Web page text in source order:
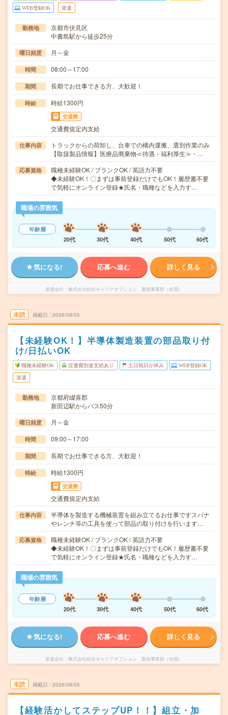
WEB登録OK 派遣
勤務地
京都市伏見区
中書島駅から徒歩25分
曜日頻度 月～金
時間 08:00～17:00
期間 長期でお仕事できる方、大歓迎！
時給 時給1300円
交通費
交通費規定内支給
仕事内容
トラックからの荷卸し、台車での構内運搬、選別作業のみ
【取扱製品情報】医療品廃棄物≪待遇・福利厚生≫・…
応募資格
職種未経験OK / ブランクOK / 英語力不要
◆未経験OK！〇まずは事前登録だけでもOK！履歴書不要
で気軽にオンライン登録★氏名・職種などを入力す…
職場の雰囲気
年齢層
20代
30代 40代 50代 60代
気になる! 応募へ進む 詳しく見る
派遣会社 株式会社綜合キャリアオプション 製造事業部（全国）
未読 掲載日 2026/08/05
【未経験OK！】半導体製造装置の部品取り付
け/日払いOK
職種未経験OK 交通費別途支給あり 土日祝日が休み WEB登録OK
派遣
勤務地
京都府綴喜郡
新田辺駅からバス50分
曜日頻度 月～金
時間 09:00～17:00
期間 長期でお仕事できる方、大歓迎！
時給 時給1300円
交通費
交通費規定内支給
仕事内容
半導体を製造する機械装置を組み立てるお仕事ですスパナ
やレンチ等の工具を使って部品の取り付けを行います…
応募資格
職種未経験OK / ブランクOK / 英語力不要
◆未経験OK！〇まずは事前登録だけでもOK！履歴書不要
で気軽にオンライン登録★氏名・職種などを入力す…
職場の雰囲気
年齢層
20代
30代 40代 50代 60代
気になる! 応募へ進む 詳しく見る
派遣会社 株式会社綜合キャリアオプション 製造事業部（全国）
未読 掲載日 2026/08/05
【経験活かしてステップUP！！】組立・加